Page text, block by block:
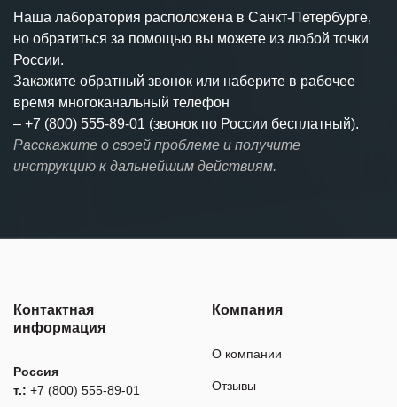
Наша лаборатория расположена в Санкт-Петербурге,
но обратиться за помощью вы можете из любой точки
России.
Закажите обратный звонок или наберите в рабочее
время многоканальный телефон
– +7 (800) 555-89-01 (звонок по России бесплатный).
Расскажите о своей проблеме и получите
инструкцию к дальнейшим действиям.
Контактная
информация
Россия
т.: +7 (800) 555-89-01
Компания
О компании
Отзывы